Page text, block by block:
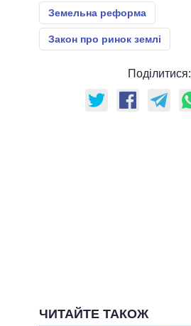
Земельна реформа
Закон про ринок землі
Поділитися:
ЧИТАЙТЕ ТАКОЖ